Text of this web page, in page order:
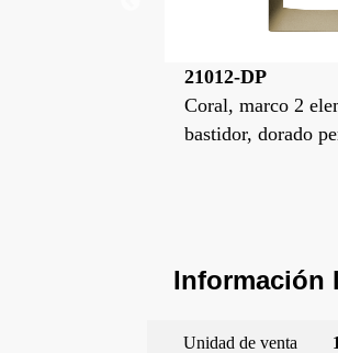
21012-GL
Coral, marco 2
bastidor, gris lava
Información
Unidad de venta